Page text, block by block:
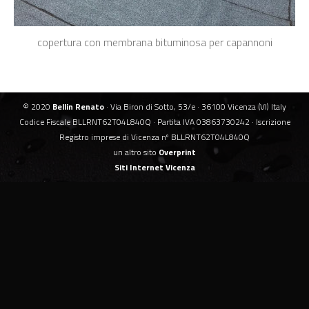
copertura con membrana bituminosa per capannoni
© 2020 Bellin Renato · Via Biron di Sotto, 53/e · 36100 Vicenza (VI) Italy
Codice Fiscale BLLRNT62T04L840Q · Partita IVA 03863730242 · Iscrizione
Registro imprese di Vicenza nº BLLRNT62T04L840Q
un altro sito Overprint
Siti Internet Vicenza